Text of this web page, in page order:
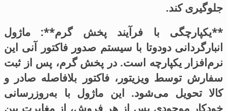
جلوگیری کند.
**یکپارچگی با فرآیند پخش گرم**: ماژول
انبارگردانی دودوتا با سیستم صدور فاکتور آنی این
نرم‌افزار یکپارچه است. در پخش گرم، پس از ثبت
سفارش توسط ویزیتور، فاکتور بلافاصله صادر و
کالا تحویل می‌شود. این ماژول با به‌روزرسانی
خودکار موجودی پس از هر فروش، از مغایرت بین